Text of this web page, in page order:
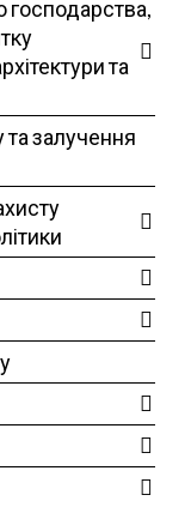
господарства,
та
та залучення